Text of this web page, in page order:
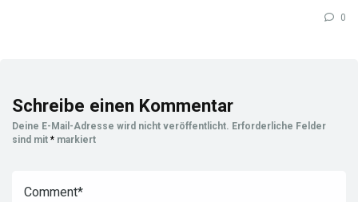
0
Schreibe einen Kommentar
Deine E-Mail-Adresse wird nicht veröffentlicht. Erforderliche Felder
sind mit * markiert